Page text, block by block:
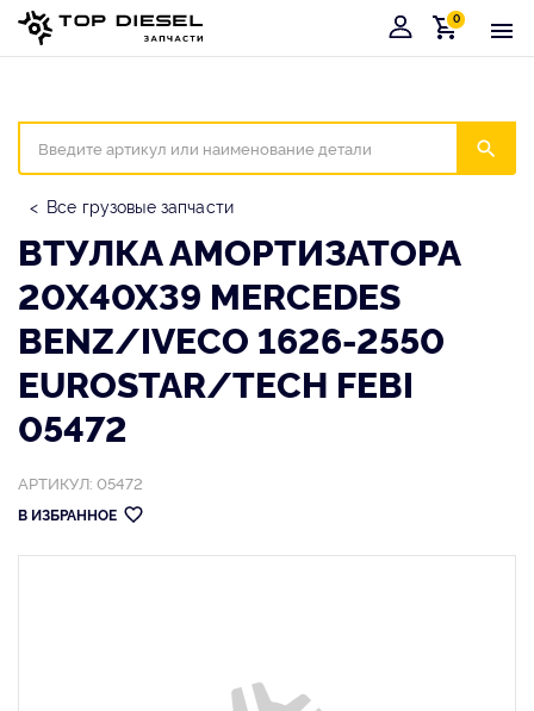
Корзина
0
Все грузовые запчасти
ВТУЛКА АМОРТИЗАТОРА
20X40X39 MERCEDES
BENZ/IVECO 1626-2550
EUROSTAR/TECH FEBI
05472
АРТИКУЛ: 05472
В ИЗБРАННОЕ